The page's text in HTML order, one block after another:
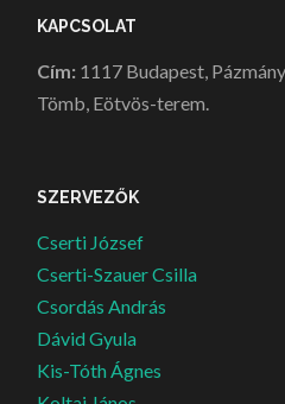
KAPCSOLAT
Cím: 1117 Budapest,
Tömb, Eötvös-terem.
SZERVEZŐK
Cserti József
Cserti-Szauer Csilla
Csordás András
Dávid Gyula
Kis-Tóth Ágnes